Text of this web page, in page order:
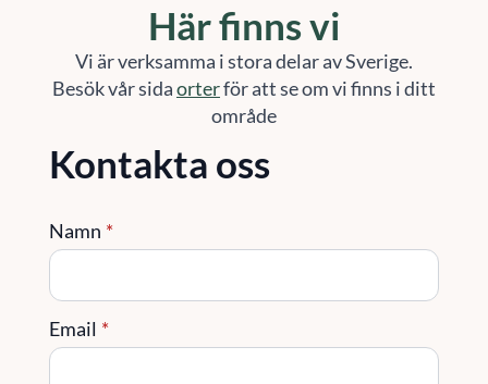
Här finns vi
Vi är verksamma i stora delar av Sverige.
Besök vår sidaorterför att se om vi finns i ditt
område
Kontakta oss
Namn *
Email *